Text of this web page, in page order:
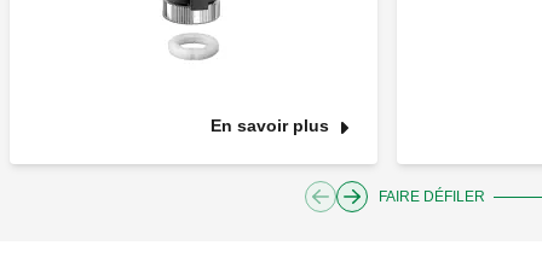
En savoir plus
FAIRE DÉFILER